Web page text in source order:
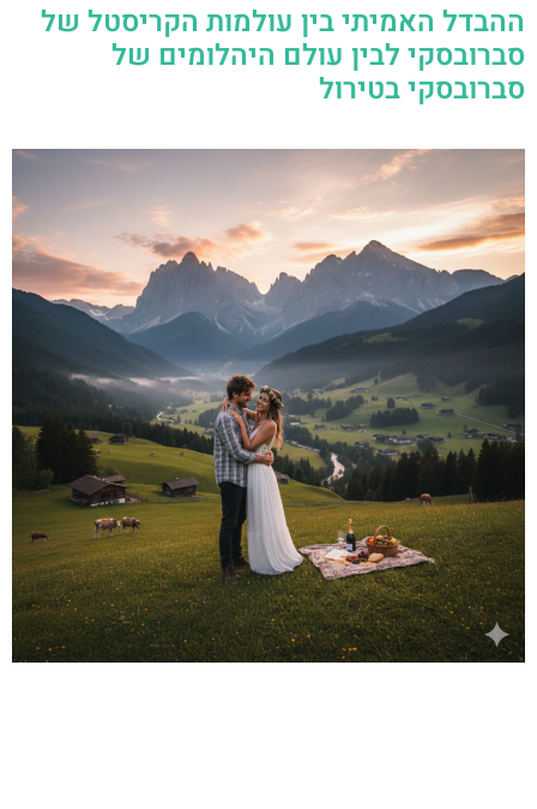
ההבדל האמיתי בין עולמות הקריסטל של
סברובסקי לבין עולם היהלומים של
סברובסקי בטירול